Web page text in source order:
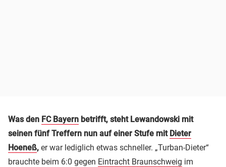
Was den FC Bayern betrifft, steht Lewandowski mit
seinen fünf Treffern nun auf einer Stufe mit Dieter
Hoeneß, er war lediglich etwas schneller. „Turban-Dieter“
brauchte beim 6:0 gegen Eintracht Braunschweig im